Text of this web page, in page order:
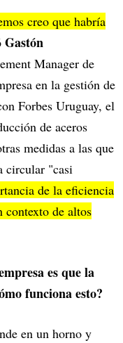
creo que habría
Gastón
Manager de
en la gestión de
Forbes Uruguay, el
de aceros
medidas a las que
circular "casi
de la eficiencia
contexto de altos
es que la
funciona esto?
en un horno y